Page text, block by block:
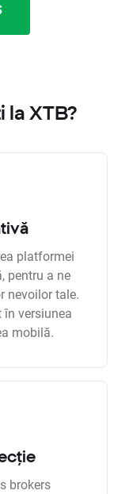
la XTB?
platformei
pentru a ne
nevoilor tale.
versiunea
mobilă.
brokers